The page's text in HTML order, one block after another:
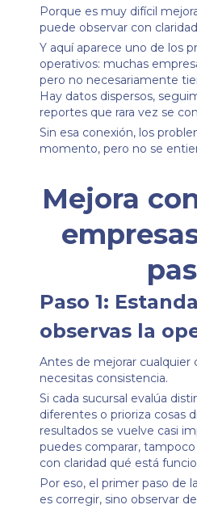
Porque es muy difícil
puede observar con
Y aquí aparece uno de los
operativos: muchas
pero no necesariamente
Hay datos dispersos,
reportes que rara vez se
Sin esa conexión, los
momento, pero no se
Mejora
Paso 1:
observas la
Antes de mejorar cualquier
necesitas consistencia.
Si cada sucursal evalúa
diferentes o prioriza cosas
resultados se vuelve casi
puedes comparar,
con claridad qué está
Por eso, el primer paso de
es corregir, sino observar